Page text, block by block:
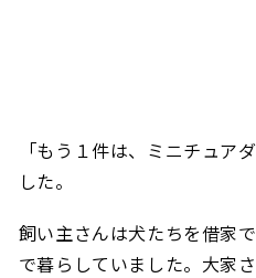
「もう１件は、ミニチュア
した。
飼い主さんは犬たちを借家
で暮らしていました。大家